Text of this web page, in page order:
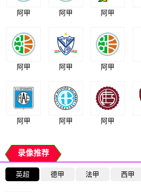
阿甲 阿甲 阿甲
阿甲 阿甲 阿甲
阿甲 阿甲 阿甲
录像推荐
英超 德甲 法甲 西甲